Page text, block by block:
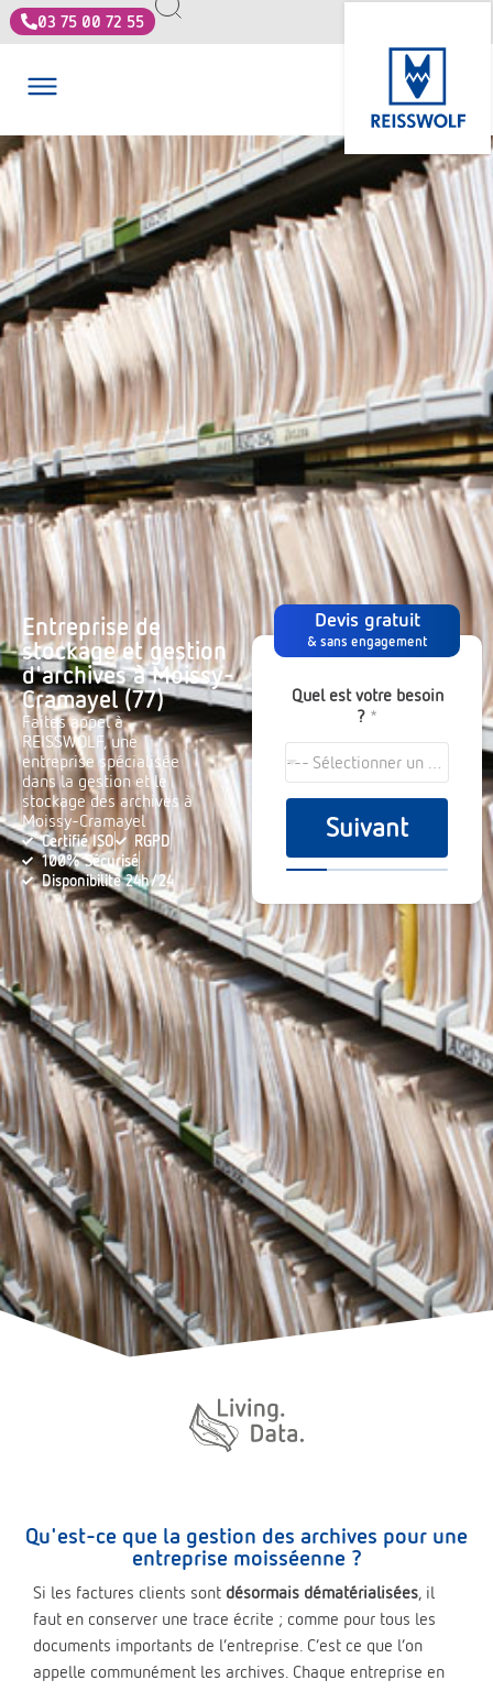
03 75 00 72 55
Entreprise de
stockage et gestion
d'archives à Moissy-
Cramayel (77)
Faites appel à
REISSWOLF, une
entreprise spécialisée
dans la gestion et le
stockage des archives à
Moissy-Cramayel
Certifié ISO
RGPD
100% Sécurisé
Disponibilité 24h/24
Devis gratuit
& sans engagement
Quel est votre besoin
? *
--- Sélectionner un choix ---
Suivant
Qu'est-ce que la gestion des archives pour une
entreprise moisséenne ?
Si les factures clients sont désormais dématérialisées, il
faut en conserver une trace écrite ; comme pour tous les
documents importants de l’entreprise. C’est ce que l’on
appelle communément les archives. Chaque entreprise en